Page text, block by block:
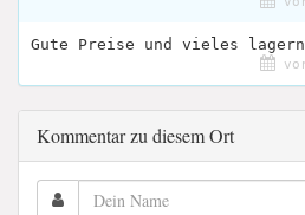
Gute Preise und vieles
Kommentar zu diesem Ort